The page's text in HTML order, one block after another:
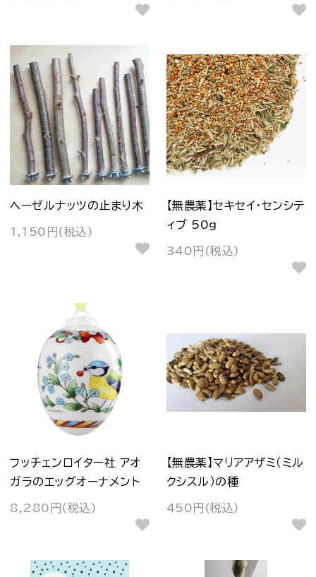
ヘーゼルナッツの止まり木
1,150円(税込)
【無農薬】セキセイ・センシテ
ィブ 50g
340円(税込)
フッチェンロイター社 アオ
ガラのエッグオーナメント
8,280円(税込)
【無農薬】マリアアザミ（ミル
クシスル）の種
450円(税込)